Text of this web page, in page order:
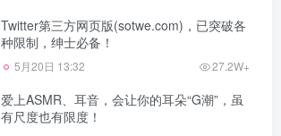
Twitter第三方网页版(sotwe.com)，已突破各
种限制，绅士必备！
5月20日 13:32 27.2W+
爱上ASMR、耳音，会让你的耳朵“G潮”，虽
有尺度也有限度！